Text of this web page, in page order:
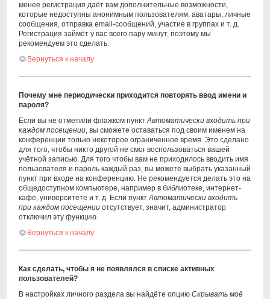
менее регистрация даёт вам дополнительные возможности,
которые недоступны анонимным пользователям: аватары, личные
сообщения, отправка email-сообщений, участие в группах и т. д.
Регистрация займёт у вас всего пару минут, поэтому мы
рекомендуем это сделать.
Вернуться к началу
Почему мне периодически приходится повторять ввод имени и
пароля?
Если вы не отметили флажком пунктАвтоматически входить при
каждом посещении, вы сможете оставаться под своим именем на
конференции только некоторое ограниченное время. Это сделано
для того, чтобы никто другой не смог воспользоваться вашей
учётной записью. Для того чтобы вам не приходилось вводить имя
пользователя и пароль каждый раз, вы можете выбрать указанный
пункт при входе на конференцию. Не рекомендуется делать это на
общедоступном компьютере, например в библиотеке, интернет-
кафе, университете и т. д. Если пунктАвтоматически входить
при каждом посещении отсутствует, значит, администратор
отключил эту функцию.
Вернуться к началу
Как сделать, чтобы я не появлялся в списке активных
пользователей?
В настройках личного раздела вы найдёте опциюСкрывать моё